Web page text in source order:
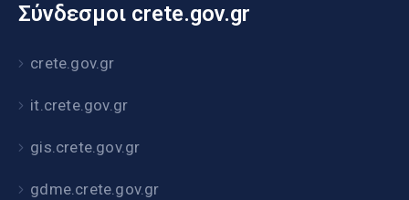
Σύνδεσμοι crete.gov.gr
crete.gov.gr
it.crete.gov.gr
gis.crete.gov.gr
gdme.crete.gov.gr